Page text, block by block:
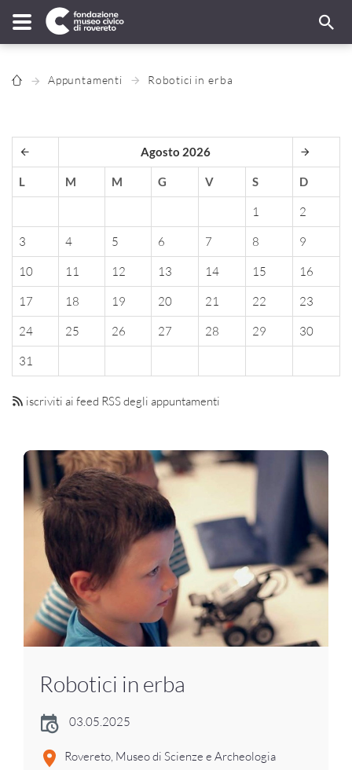
Appuntamenti Robotici in erba
Agosto 2026
L M M G V S D
1
2
3
4 5 6 7 8
9
10
11 12 13 14 15
16
17
18 19 20 21 22
23
24
25 26 27 28 29
30
31
iscriviti ai feed RSS degli appuntamenti
Robotici in erba
03.05.2025
Rovereto, Museo di Scienze e Archeologia